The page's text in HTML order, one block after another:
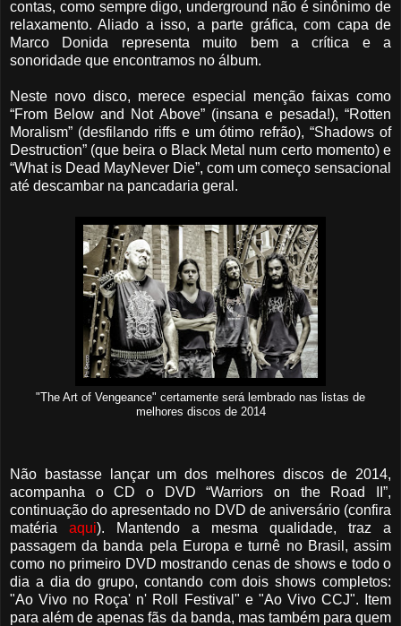
contas, como sempre digo, underground não é sinônimo de
relaxamento. Aliado a isso, a parte gráfica, com capa de
Marco Donida representa muito bem a crítica e a
sonoridade que encontramos no álbum.
Neste novo disco, merece especial menção faixas como
“From Below and Not Above” (insana e pesada!), “Rotten
Moralism” (desfilando riffs e um ótimo refrão), “Shadows of
Destruction” (que beira o Black Metal num certo momento) e
“What is Dead MayNever Die”, com um começo sensacional
até descambar na pancadaria geral.
"The Art of Vengeance" certamente será lembrado nas listas de
melhores discos de 2014
Não bastasse lançar um dos melhores discos de 2014,
acompanha o CD o DVD “Warriors on the Road II”,
continuação do apresentado no DVD de aniversário (confira
matéria aqui). Mantendo a mesma qualidade, traz a
passagem da banda pela Europa e turnê no Brasil, assim
como no primeiro DVD mostrando cenas de shows e todo o
dia a dia do grupo, contando com dois shows completos:
"Ao Vivo no Roça' n' Roll Festival" e "Ao Vivo CCJ". Item
para além de apenas fãs da banda, mas também para quem